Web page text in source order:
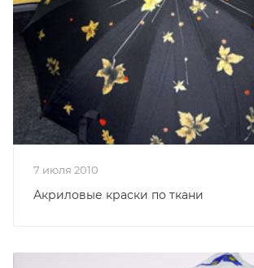
7 июля 2010
Акриловые краски по ткани